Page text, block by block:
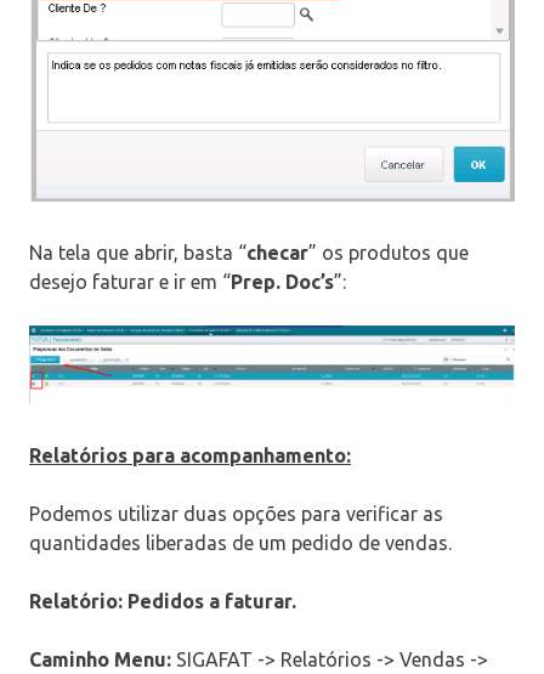
Na tela que abrir, basta “checar” os produtos que
desejo faturar e ir em “Prep. Doc’s”:
Relatórios para acompanhamento:
Podemos utilizar duas opções para verificar as
quantidades liberadas de um pedido de vendas.
Relatório: Pedidos a faturar.
Caminho Menu: SIGAFAT -> Relatórios -> Vendas ->